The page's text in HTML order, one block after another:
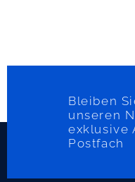
Bleiben
unseren
exklusive
Postfach